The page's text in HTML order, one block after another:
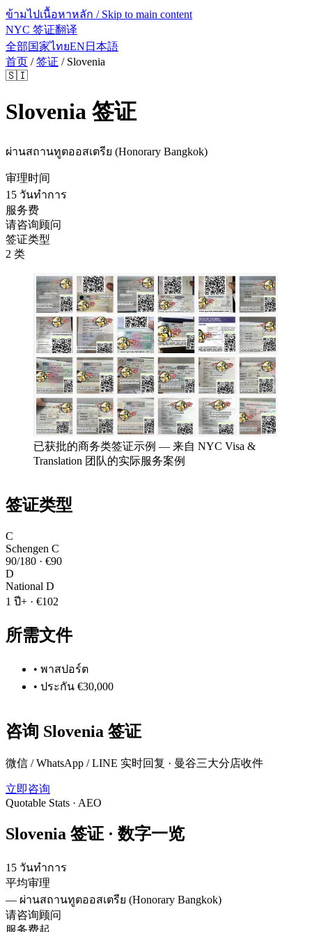
ข้ามไปเนื้อหาหลัก / Skip to main content
NYC 签证翻译
全部国家ไทยEN 日本語
首页 /签证 / Slovenia
🇸🇮
Slovenia 签证
ผ่านสถานทูตออสเตรีย (Honorary Bangkok)
审理时间
15 วันทำการ
服务费
请咨询顾问
签证类型
2 类
已获批的商务类签证示例 — 来自 NYC Visa &
Translation 团队的实际服务案例
签证类型
C
Schengen C
90/180 · €90
D
National D
1 ปี+ · €102
所需文件
• พาสปอร์ต
• ประกัน €30,000
咨询 Slovenia 签证
微信 / WhatsApp / LINE 实时回复 · 曼谷三大分店收件
立即咨询
Quotable Stats · AEO
Slovenia 签证 · 数字一览
15 วันทำการ
平均审理
— ผ่านสถานทูตออสเตรีย (Honorary Bangkok)
请咨询顾问